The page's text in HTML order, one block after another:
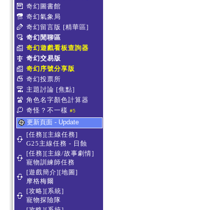
奇幻圖書館
奇幻氣象局
奇幻留言版 [精華區]
奇幻閒聊區
奇幻遊戲看板查詢器
奇幻交易版
奇幻序號分享版
奇幻投票所
主題討論 [焦點]
角色名字顏色計算器
奇怪？不一樣 #5
更新頁面 - Update
[任務][主線任務]
G25主線任務 - 日蝕
[任務][主線/故事劇情]
寵物訓練師任務
[遊戲簡介][地圖]
摩格梅爾
[攻略][系統]
寵物探險隊